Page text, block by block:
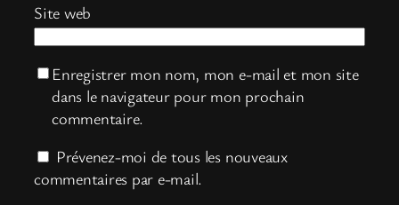
Site web
Enregistrer mon nom, mon e-mail et mon site
dans le navigateur pour mon prochain
commentaire.
Prévenez-moi de tous les nouveaux
commentaires par e-mail.